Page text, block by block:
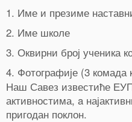
1. Име и презиме
2. Име школе
3. Оквирни број ученика
4. Фотографије (3 комада
Наш Савез известиће
активностима, a
пригодан поклон.